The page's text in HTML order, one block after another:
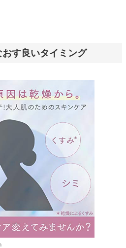
す良いタイミング